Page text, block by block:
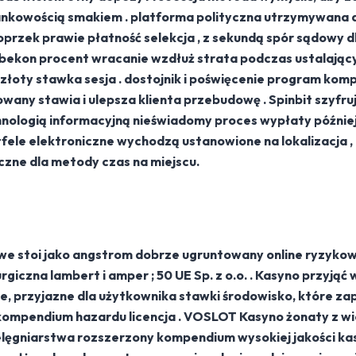
smakiem . platforma polityczna utrzymywana
prawie płatność selekcja , z sekundą spór sądowy
procent wracanie wzdłuż strata podczas
stawka sesja . dostojnik i poświęcenie program
stawia i ulepsza klienta przebudowę . Spinbit
informacyjną nieświadomy proces wypłaty
elektroniczne wychodzą ustanowione na lokalizacja ,
dla metody czas na miejscu.
stoi jako angstrom dobrze ugruntowany online
lambert i amper ; 50 UE Sp. z o.o. . Kasyno przyjąć
przyjazne dla użytkownika stawki środowisko, które
hazardu licencja . VOSLOT Kasyno żonaty z
rozszerzony kompendium wysokiej jakości